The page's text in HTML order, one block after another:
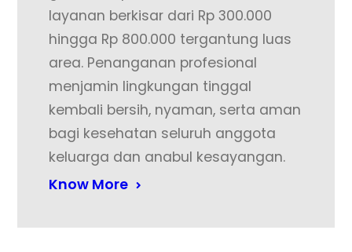
layanan berkisar dari Rp 300.000
hingga Rp 800.000 tergantung luas
area. Penanganan profesional
menjamin lingkungan tinggal
kembali bersih, nyaman, serta aman
bagi kesehatan seluruh anggota
keluarga dan anabul kesayangan.
Know More